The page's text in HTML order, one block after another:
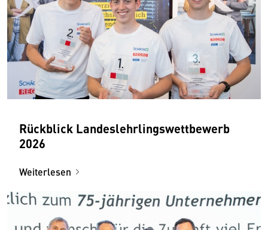
Rückblick Landeslehrlingswettbewerb
2026
Weiterlesen